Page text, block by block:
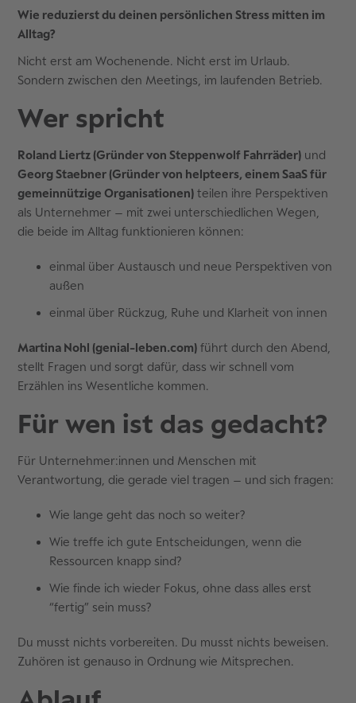
Wie reduzierst du deinen persönlichen Stress mitten im
Alltag?
Nicht erst am Wochenende. Nicht erst im Urlaub.
Sondern zwischen den Meetings, im laufenden Betrieb.
Wer spricht
Roland Liertz (Gründer von Steppenwolf Fahrräder) und
Georg Staebner (Gründer von helpteers, einem SaaS für
gemeinnützige Organisationen) teilen ihre Perspektiven
als Unternehmer – mit zwei unterschiedlichen Wegen,
die beide im Alltag funktionieren können:
einmal über Austausch und neue Perspektiven von
außen
einmal über Rückzug, Ruhe und Klarheit von innen
Martina Nohl (genial-leben.com) führt durch den Abend,
stellt Fragen und sorgt dafür, dass wir schnell vom
Erzählen ins Wesentliche kommen.
Für wen ist das gedacht?
Für Unternehmer:innen und Menschen mit
Verantwortung, die gerade viel tragen – und sich fragen:
Wie lange geht das noch so weiter?
Wie treffe ich gute Entscheidungen, wenn die
Ressourcen knapp sind?
Wie finde ich wieder Fokus, ohne dass alles erst
“fertig” sein muss?
Du musst nichts vorbereiten. Du musst nichts beweisen.
Zuhören ist genauso in Ordnung wie Mitsprechen.